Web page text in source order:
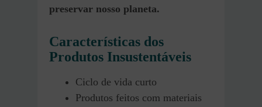
preservar nosso planeta.
Características dos
Produtos Insustentáveis
Ciclo de vida curto
Produtos feitos com materiais